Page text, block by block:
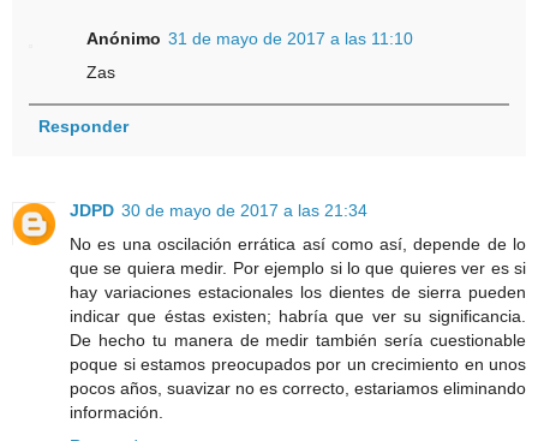
Anónimo 31 de mayo de 2017 a las 11:10
Zas
Responder
JDPD 30 de mayo de 2017 a las 21:34
No es una oscilación errática así como así, depende de lo
que se quiera medir. Por ejemplo si lo que quieres ver es si
hay variaciones estacionales los dientes de sierra pueden
indicar que éstas existen; habría que ver su significancia.
De hecho tu manera de medir también sería cuestionable
poque si estamos preocupados por un crecimiento en unos
pocos años, suavizar no es correcto, estariamos eliminando
información.